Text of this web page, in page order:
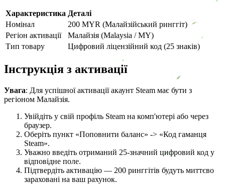
Характеристика Деталі
Номінал
200 MYR (Малайзійський ринггіт)
Регіон активації
Малайзія (Malaysia / MY)
Тип товару
Цифровий ліцензійний код (25 знаків)
Інструкція з активації
Увага: Для успішної активації акаунт Steam має бути з
регіоном Малайзія.
Увійдіть у свій профіль Steam на комп'ютері або через
браузер.
Оберіть пункт «Поповнити баланс» -> «Код гаманця
Steam».
Уважно введіть отриманий 25-значний цифровий код у
відповідне поле.
Підтвердіть активацію — 200 ринггітів будуть миттєво
зараховані на ваш рахунок.